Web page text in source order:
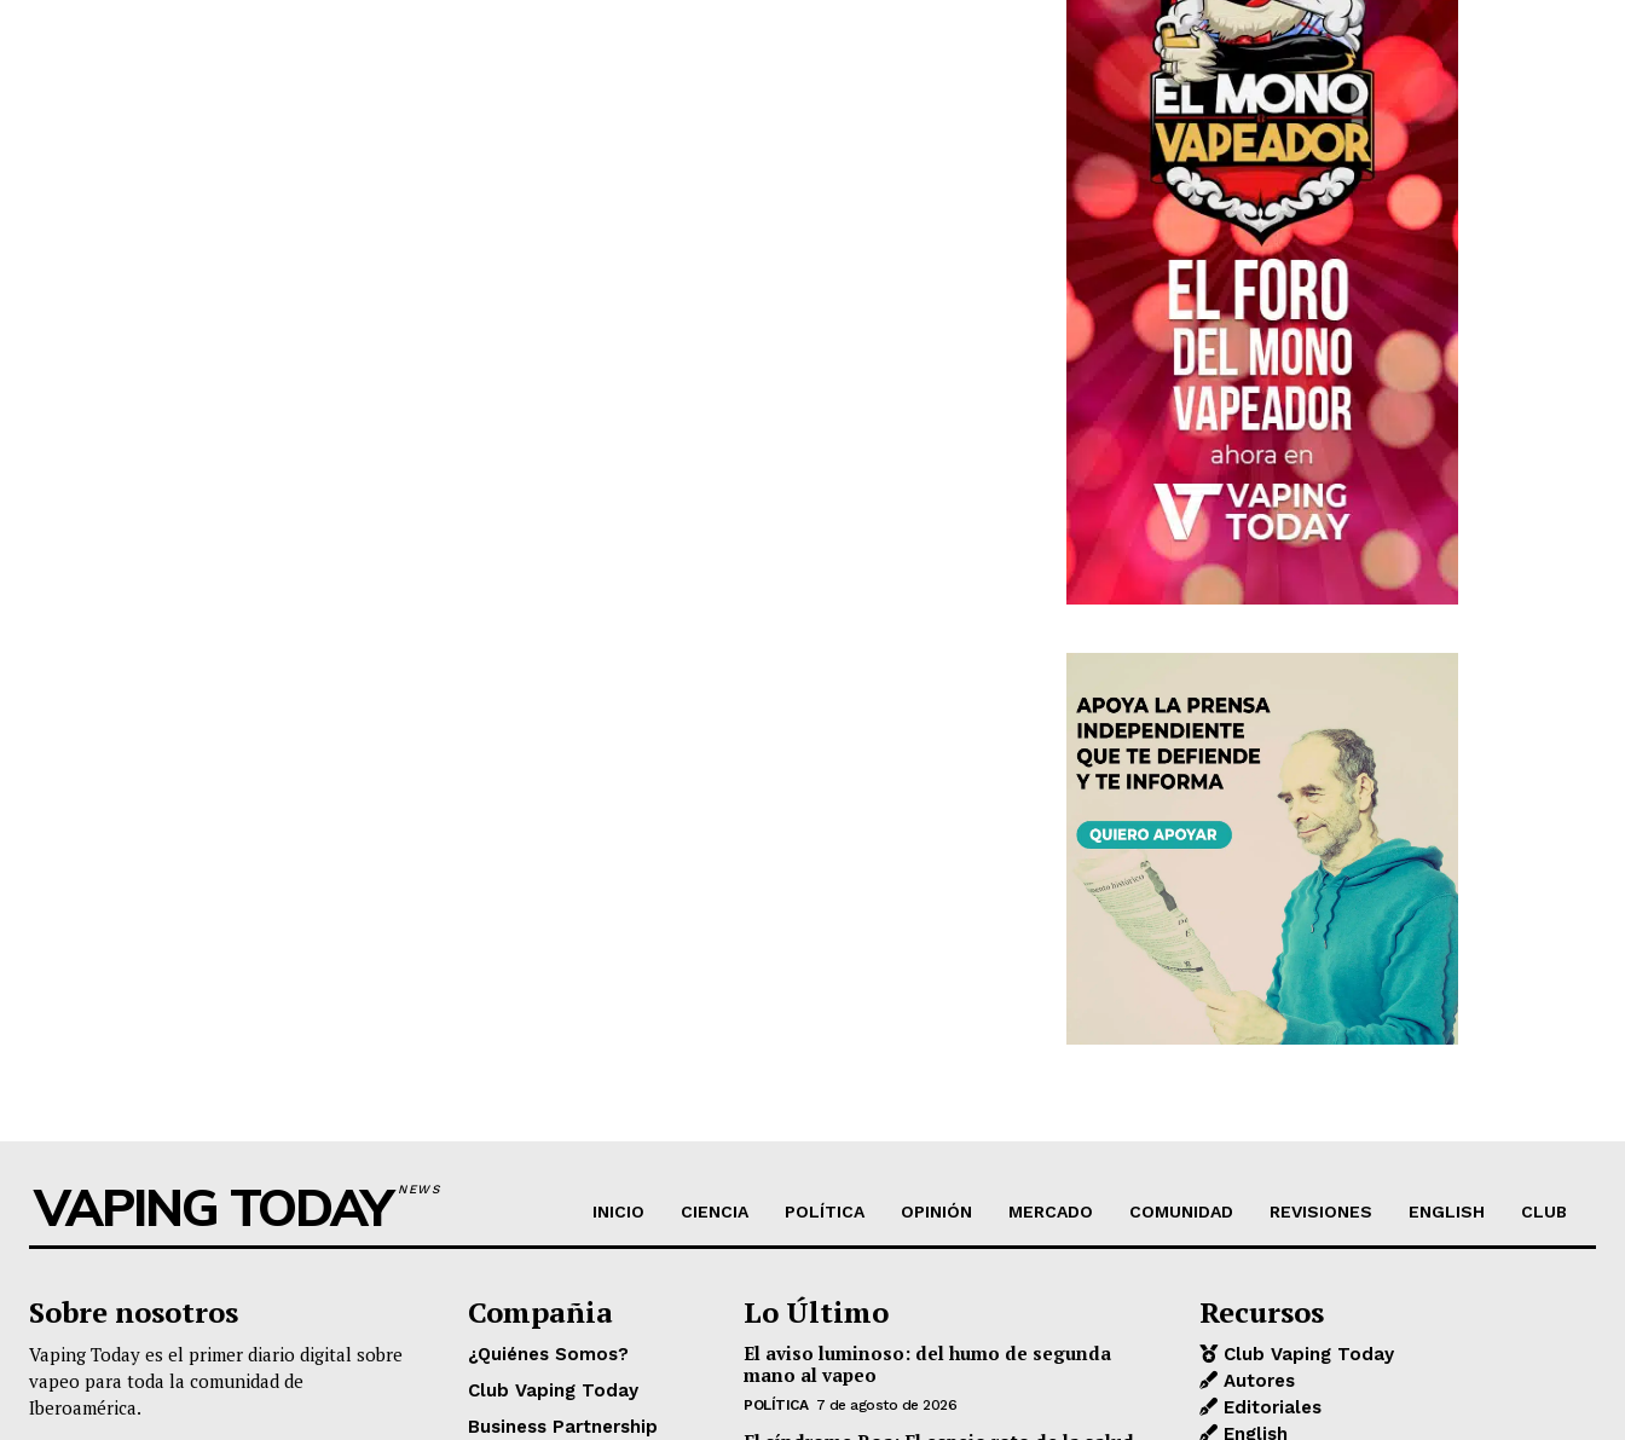
VAPING TODAYNEWS
INICIO CIENCIA POLÍTICA OPINIÓN MERCADO COMUNIDAD REVISIONES ENGLISH CLUB
Sobre nosotros
Vaping Today es el primer diario digital sobre
vapeo para toda la comunidad de
Iberoamérica.
Compañia
¿Quiénes Somos?
Club Vaping Today
Business Partnership
Lo Último
El aviso luminoso: del humo de segunda
mano al vapeo
POLÍTICA 7 de agosto de 2026
Recursos
Club Vaping Today
Autores
Editoriales
English